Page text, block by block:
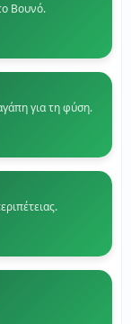
Βουνό.
για τη φύση.